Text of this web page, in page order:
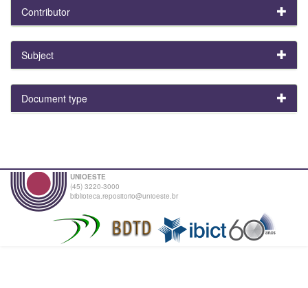
Contributor
Subject
Document type
UNIOESTE
(45) 3220-3000
biblioteca.repositorio@unioeste.br